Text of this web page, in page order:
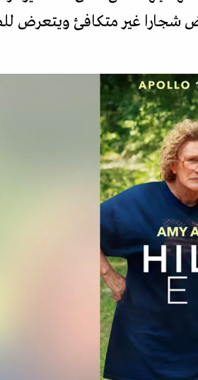
شجارا غير متكافئ ويتعرض